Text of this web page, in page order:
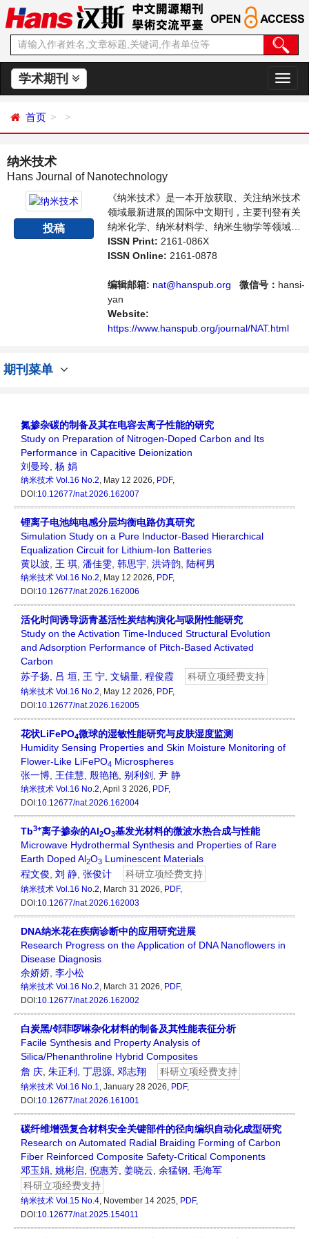
学术期刊
切
换
首页
纳米技术
Hans Journal of Nanotechnology
投稿
《纳米技术》是一本开放获取、关注纳米技术
领域最新进展的国际中文期刊，主要刊登有关
纳米化学、纳米材料学、纳米生物学等领域的
论文，反映国内外该领域的最新研究动态。本
刊支持思想创新、学术创新，倡导科学，繁荣
范围内的科学家、学者、科研人员提供一个传
播、分享和讨论纳米技术领域内不同方向问题
与发展的交流平台。
ISSN Print: 2161-086X
ISSN Online: 2161-0878
编辑邮箱: nat@hanspub.org 微信号： hansi-
yan
Website:
https://www.hanspub.org/journal/NAT.html
期刊菜单
氮掺杂碳的制备及其在电容去离子性能的研究
Study on Preparation of Nitrogen-Doped Carbon and Its
Performance in Capacitive Deionization
刘曼玲 杨 娟
纳米技术 Vol.16 No.2, May 12 2026, PDF,
DOI:10.12677/nat.2026.162007
锂离子电池纯电感分层均衡电路仿真研究
Simulation Study on a Pure Inductor-Based Hierarchical
Equalization Circuit for Lithium-Ion Batteries
黄以波
王 琪 潘佳雯 韩思宇 洪诗韵 陆柯男
纳米技术 Vol.16 No.2, May 12 2026, PDF,
DOI:10.12677/nat.2026.162006
活化时间诱导沥青基活性炭结构演化与吸附性能研究
Study on the Activation Time-Induced Structural Evolution
and Adsorption Performance of Pitch-Based Activated
Carbon
苏子扬
吕 垣 王 宁 文锡量 程俊霞 科研立项经费支持
纳米技术 Vol.16 No.2, May 12 2026, PDF,
DOI:10.12677/nat.2026.162005
花状LiFePO4微球的湿敏性能研究与皮肤湿度监测
Humidity Sensing Properties and Skin Moisture Monitoring of
Flower-Like LiFePO4 Microspheres
张一博 王佳慧 殷艳艳 别利剑 尹 静
纳米技术 Vol.16 No.2, April 3 2026, PDF,
DOI:10.12677/nat.2026.162004
Tb3+离子掺杂的Al2O3基发光材料的微波水热合成与性能
Microwave Hydrothermal Synthesis and Properties of Rare
Earth Doped Al2O3 Luminescent Materials
程文俊 刘 静 张俊计 科研立项经费支持
纳米技术 Vol.16 No.2, March 31 2026, PDF,
DOI:10.12677/nat.2026.162003
DNA纳米花在疾病诊断中的应用研究进展
Research Progress on the Application of DNA Nanoflowers in
Disease Diagnosis
余娇娇 李小松
纳米技术 Vol.16 No.2, March 31 2026, PDF,
DOI:10.12677/nat.2026.162002
白炭黑/邻菲啰啉杂化材料的制备及其性能表征分析
Facile Synthesis and Property Analysis of
Silica/Phenanthroline Hybrid Composites
詹 庆 朱正利 丁思源 邓志翔 科研立项经费支持
纳米技术 Vol.16 No.1, January 28 2026, PDF,
DOI:10.12677/nat.2026.161001
碳纤维增强复合材料安全关键部件的径向编织自动化成型研究
Research on Automated Radial Braiding Forming of Carbon
Fiber Reinforced Composite Safety-Critical Components
邓玉娟 姚彬启 倪惠芳 姜晓云 余猛钢 毛海军
科研立项经费支持
纳米技术 Vol.15 No.4, November 14 2025, PDF,
DOI:10.12677/nat.2025.154011